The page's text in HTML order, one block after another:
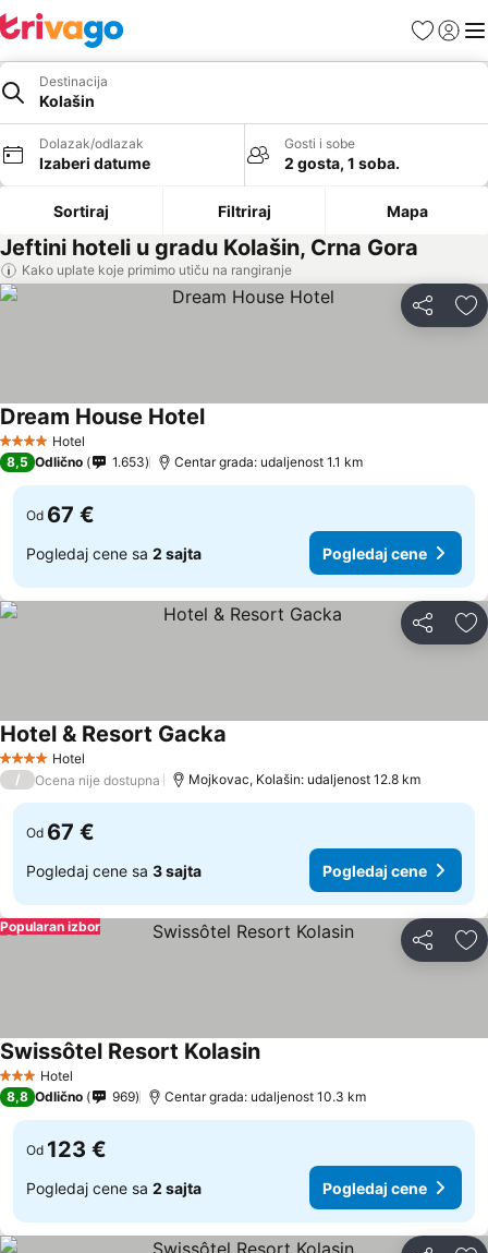
FavoritiPrijavi
Destinacija
Kolašin
Dolazak/odlazak
Izaberi datume
Gosti i sobe
2 gosta, 1 soba.
Sortiraj Filtriraj Mapa
Jeftini hoteli u gradu Kolašin, Crna Gora
Kako uplate koje primimo utiču na rangiranje
Deli
4 ZvezdiceHotel
Dream House Hotel
8,5 Odlično 1.653 Centar grada: udaljenost 1.1 km
Od 67 €
Pogledaj cene sa 2 sajta Pogledaj cene
Deli
4 ZvezdiceHotel
Hotel & Resort Gacka
/ Ocena nije dostupna Mojkovac, Kolašin: udaljenost 12.8 km
Od 67 €
Pogledaj cene sa 3 sajta Pogledaj cene
Deli
Popularan izbor
3 Zvezdice
Hotel
Swissôtel Resort Kolasin
8,8 Odlično 969 Centar grada: udaljenost 10.3 km
Od 123 €
Pogledaj cene sa 2 sajta Pogledaj cene